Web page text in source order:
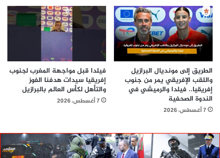
الطريق إلى مونديال البرازيل
واللقب الإفريقي يمر من جنوب
إفريقيا.. فيلدا والرميشي في
الندوة الصحفية
7 أغسطس، 2026
فيلدا قبل مواجهة المغرب لجنوب
إفريقيا سيدات هدفنا الفوز
والتأهل لكأس العالم بالبرازيل
7 أغسطس، 2026